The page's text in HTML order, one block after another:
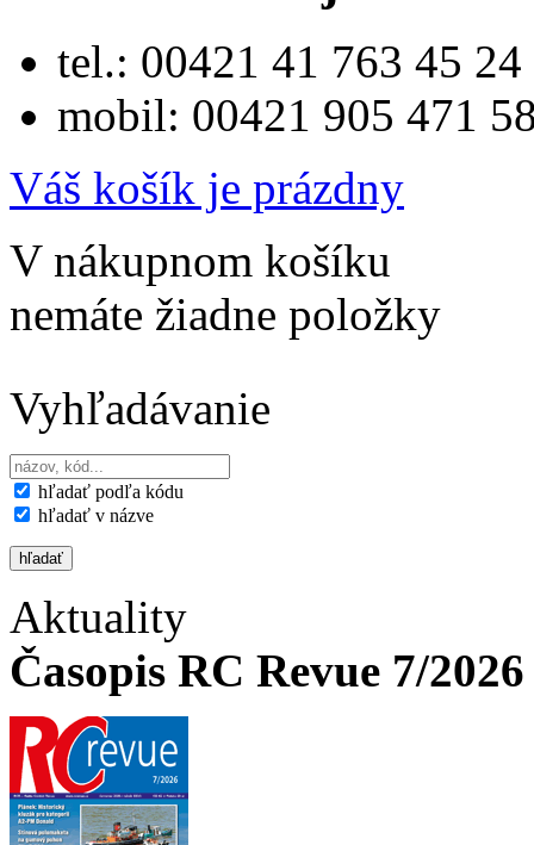
tel.: 00421 41 763 45 24
mobil: 00421 905 471
Váš košík je prázdny
V nákupnom košíku
nemáte žiadne položky
Vyhľadávanie
hľadať podľa kódu
hľadať v názve
Aktuality
Časopis RC Revue 7/